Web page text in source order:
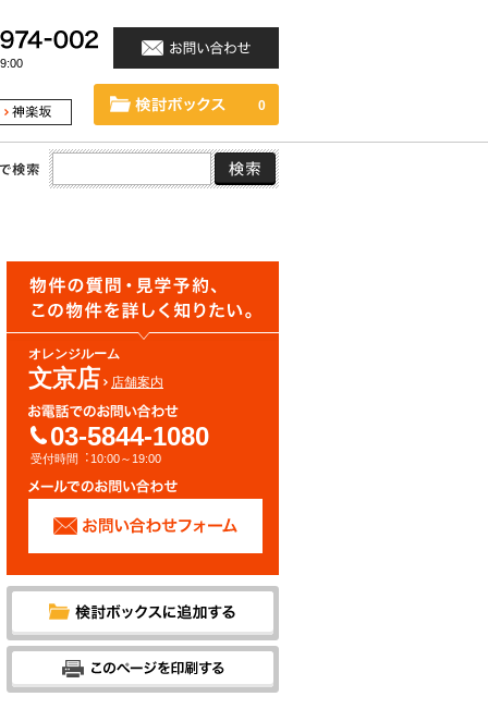
0
オレンジルーム
文京店 店舗案内
03-5844-1080
受付時間︓10:00～19:00